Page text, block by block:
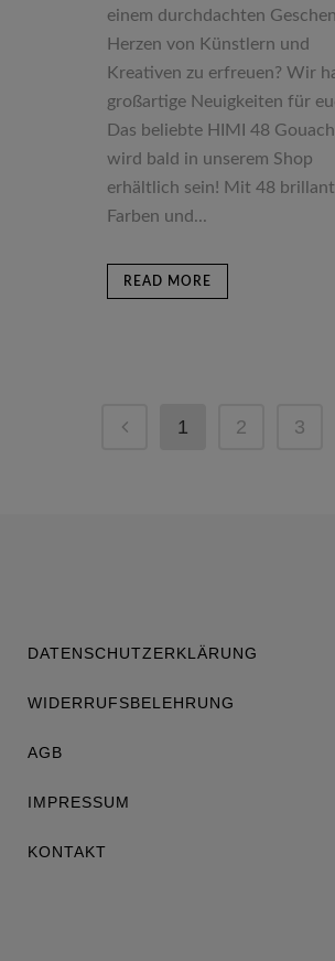
einem durchdachten
Herzen von Künstlern und
Kreativen zu erfreuen? Wir
großartige Neuigkeiten für
Das beliebte HIMI 48
wird bald in unserem Shop
erhältlich sein! Mit 48
Farben und...
READ MORE
1 2 3
DATENSCHUTZERKLÄRUNG
WIDERRUFSBELEHRUNG
AGB
IMPRESSUM
KONTAKT